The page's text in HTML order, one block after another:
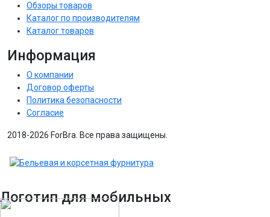
Обзоры товаров
Каталог по производителям
Каталог товаров
Информация
О компании
Договор оферты
Политика безопасности
Согласие
2018-2026 ForBra. Все права защищены.
Логотип для мобильных